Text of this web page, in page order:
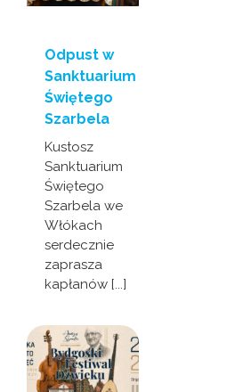
Odpust w
Sanktuarium
Świętego
Szarbela
Kustosz
Sanktuarium
Świętego
Szarbela we
Włókach
serdecznie
zaprasza
kapłanów [...]